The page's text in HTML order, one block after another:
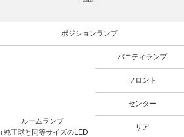
ポジションランプ
ルームランプ
（純正球と同等サイズのLED
バニティランプ
フロント
センター
リア